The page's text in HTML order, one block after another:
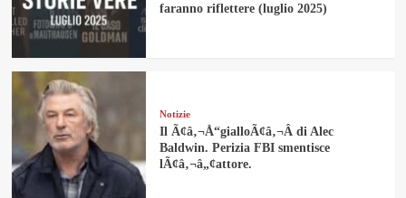
faranno riflettere (luglio 2025)
Notizie
Il Ã¢â‚¬Å“gialloÃ¢â‚¬Â di Alec
Baldwin. Perizia FBI smentisce
lÃ¢â‚¬â„¢attore.